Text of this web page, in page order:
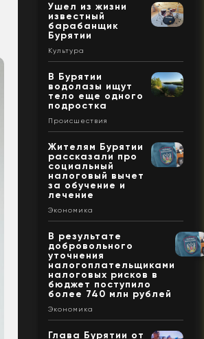
Ушел из жизни
известный
барабанщик
Бурятии
Культура
В Бурятии
водолазы ищут
тело еще одного
подростка
Происшествия
Жителям Бурятии
рассказали про
социальный
налоговый вычет
за обучение и
лечение
Экономика
В результате
добровольного
уточнения
налогоплательщиками
налоговых рисков в
бюджет поступило
более 740 млн рублей
Экономика
Глава Бурятии от